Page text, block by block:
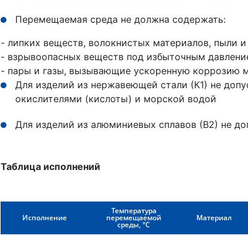
Перемещаемая среда не должна содержать:
- липких веществ, волокнистых материалов, пыли
- взрывоопасных веществ под избыточным
- пары и газы, вызывающие ускоренную коррозию
Для изделий из нержавеющей стали (К1) не
окислителями (кислоты) и морской водой
Для изделий из алюминиевых сплавов (В2) не
Таблица исполнений
Исполнение
Температура
перемещаемой
среды, °С
Материал